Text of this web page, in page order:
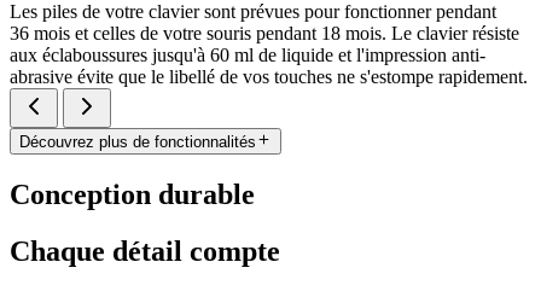
Les piles de votre clavier sont prévues pour fonctionner pendant
36 mois et celles de votre souris pendant 18 mois. Le clavier résiste
aux éclaboussures jusqu'à 60 ml de liquide et l'impression anti-
abrasive évite que le libellé de vos touches ne s'estompe rapidement.
Découvrez plus de fonctionnalités
Conception durable
Chaque détail compte